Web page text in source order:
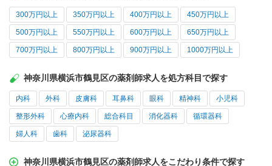
300万円以上 350万円以上 400万円以上 450万円以上
500万円以上 550万円以上 600万円以上 650万円以上
700万円以上 800万円以上 900万円以上 1000万円以上
神奈川県横浜市鶴見区の薬剤師求人を処方科目で探す
内科 外科 皮膚科 耳鼻科 眼科 精神科 小児科
整形外科 心療内科 総合科目 消化器科 循環器科
婦人科 歯科 泌尿器科
神奈川県横浜市鶴見区の薬剤師求人をこだわり条件で探す